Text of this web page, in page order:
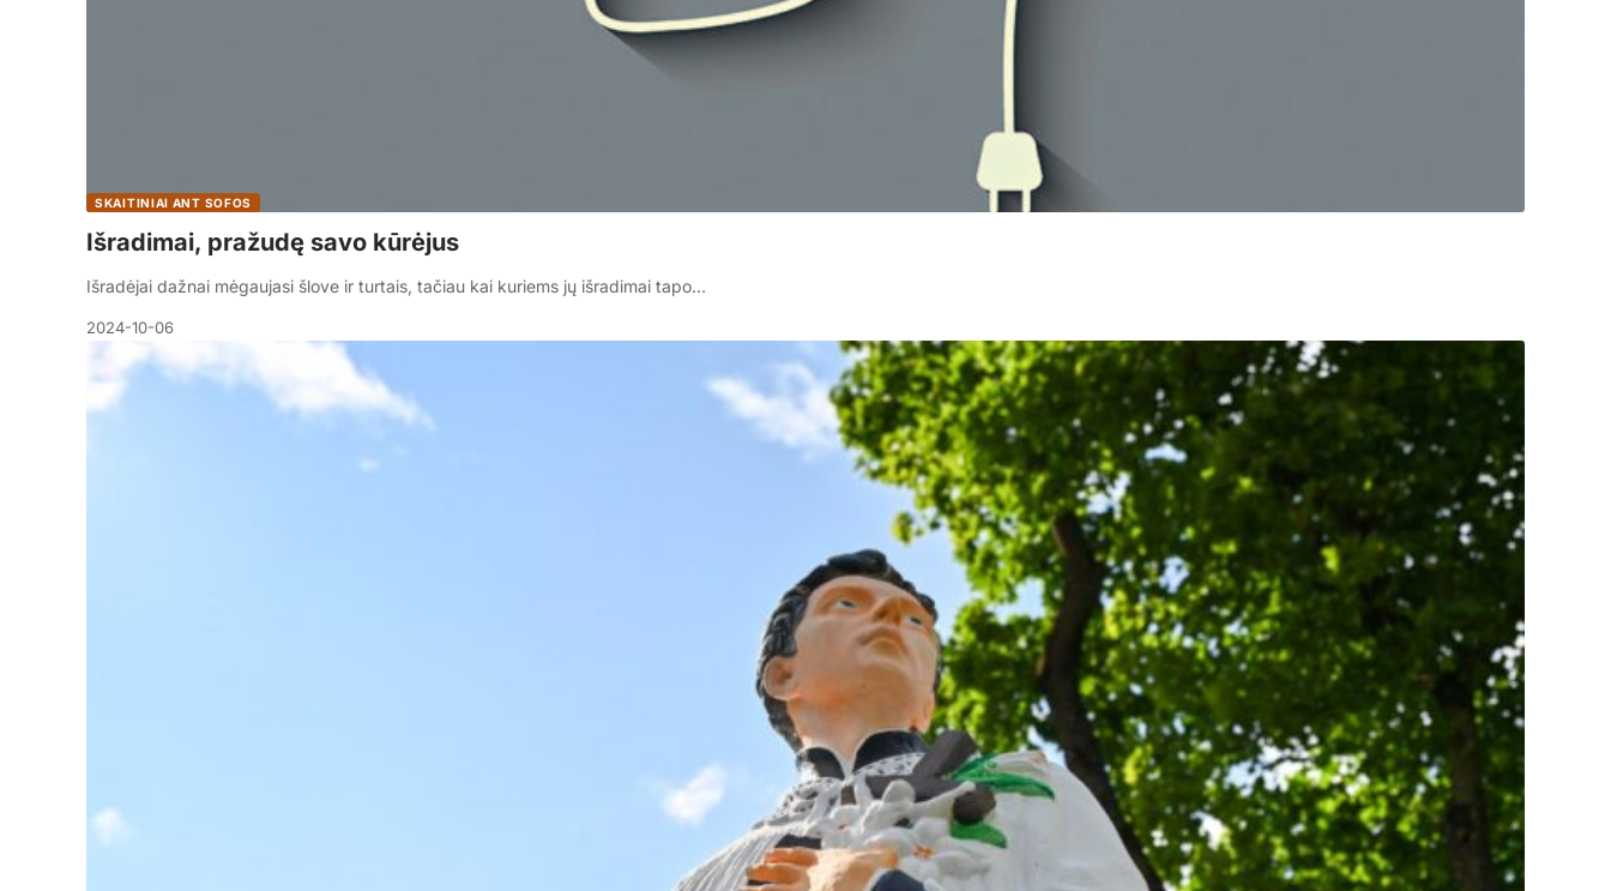
SKAITINIAI ANT SOFOS
Išradimai, pražudę savo kūrėjus
Išradėjai dažnai mėgaujasi šlove ir turtais, tačiau kai kuriems jų išradimai tapo…
2024-10-06